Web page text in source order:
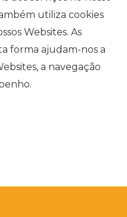
utiliza cookies
Websites. As
forma ajudam-nos a
a navegação